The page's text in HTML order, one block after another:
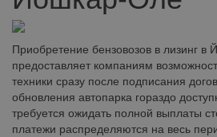
Приобретение бензовозов в лизинг в
предоставляет компаниям
техники сразу после подписания
обновления автопарка гораздо
требуется ожидать полной выплаты
платежи распределяются на весь